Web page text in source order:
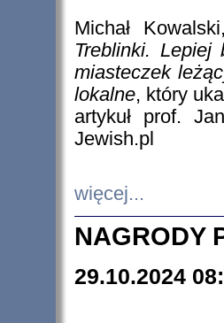
Michał
Treblinki. Lepiej
miasteczek
lokalne, który
artykuł prof.
Jewish.pl
więcej...
NAGRODY
29.10.2024